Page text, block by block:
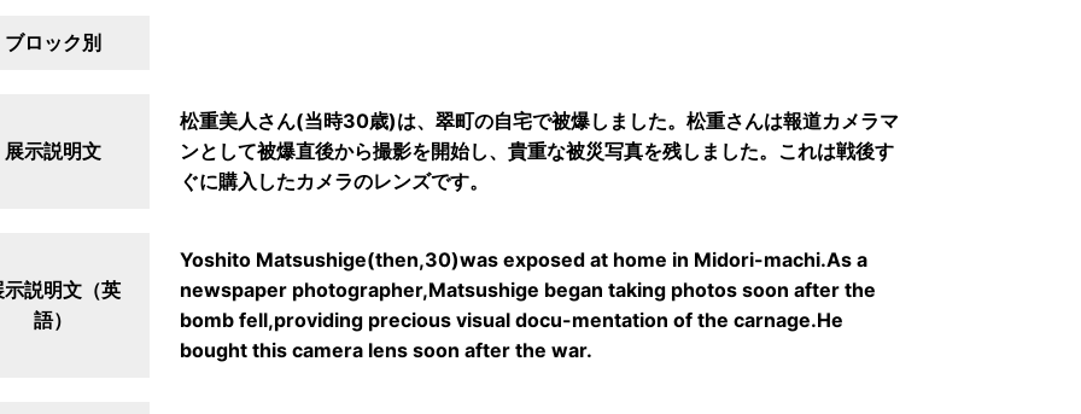
ブロック別
展示説明文
松重美人さん(当時30歳)は、翠町の自宅で被爆しました。松重さんは報道カメラマ
ンとして被爆直後から撮影を開始し、貴重な被災写真を残しました。これは戦後す
ぐに購入したカメラのレンズです。
示説明文（英
語）
Yoshito Matsushige(then,30)was exposed at home in Midori-machi.As a
newspaper photographer,Matsushige began taking photos soon after the
bomb fell,providing precious visual docu-mentation of the carnage.He
bought this camera lens soon after the war.